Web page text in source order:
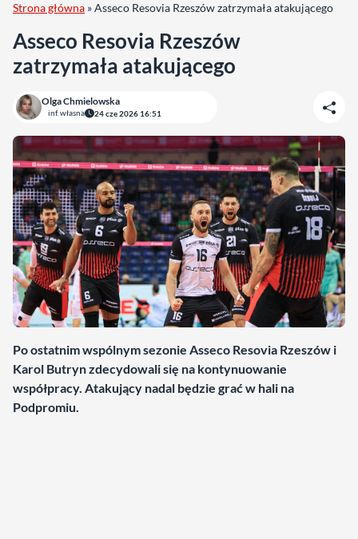
Strona główna »Asseco Resovia Rzeszów zatrzymała atakującego
Asseco Resovia Rzeszów
zatrzymała atakującego
Olga Chmielowska
inf. własna 24 cze 2026 16:51
Po ostatnim wspólnym sezonie Asseco Resovia Rzeszów i
Karol Butryn zdecydowali się na kontynuowanie
współpracy. Atakujący nadal będzie grać w hali na
Podpromiu.